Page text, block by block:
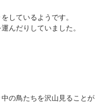
しているようです。
んだりしていました。
の鳥たちを沢山見ることが